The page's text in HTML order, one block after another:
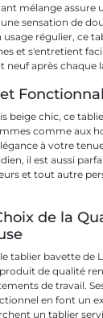
mélange assure
sensation de
usage régulier, ce
et s'entretient
neuf après chaque
beige chic, ce
comme aux
à votre
il est aussi
et tout autre
de la
tablier bavette de
de qualité
de travail.
en font un
un tablier